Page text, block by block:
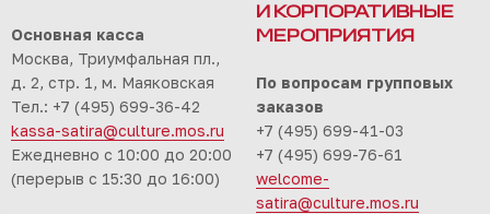
Основная касса
Москва, Триумфальная пл.,
д. 2, стр. 1, м. Маяковская
Тел.: +7 (495) 699-36-42
kassa-satira@culture.mos.ru
Ежедневно с 10:00 до 20:00
(перерыв с 15:30 до 16:00)
И КОРПОРАТИВНЫЕ
МЕРОПРИЯТИЯ
По вопросам групповых
заказов
+7 (495) 699-41-03
+7 (495) 699-76-61
welcome-
satira@culture.mos.ru